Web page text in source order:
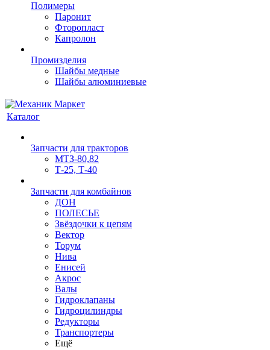
Полимеры
Паронит
Фторопласт
Капролон
Промизделия
Шайбы медные
Шайбы алюминиевые
Каталог
Запчасти для тракторов
МТЗ-80,82
Т-25, Т-40
Запчасти для комбайнов
ДОН
ПОЛЕСЬЕ
Звёздочки к цепям
Вектор
Торум
Нива
Енисей
Акрос
Валы
Гидроклапаны
Гидроцилиндры
Редукторы
Транспортеры
Ещё